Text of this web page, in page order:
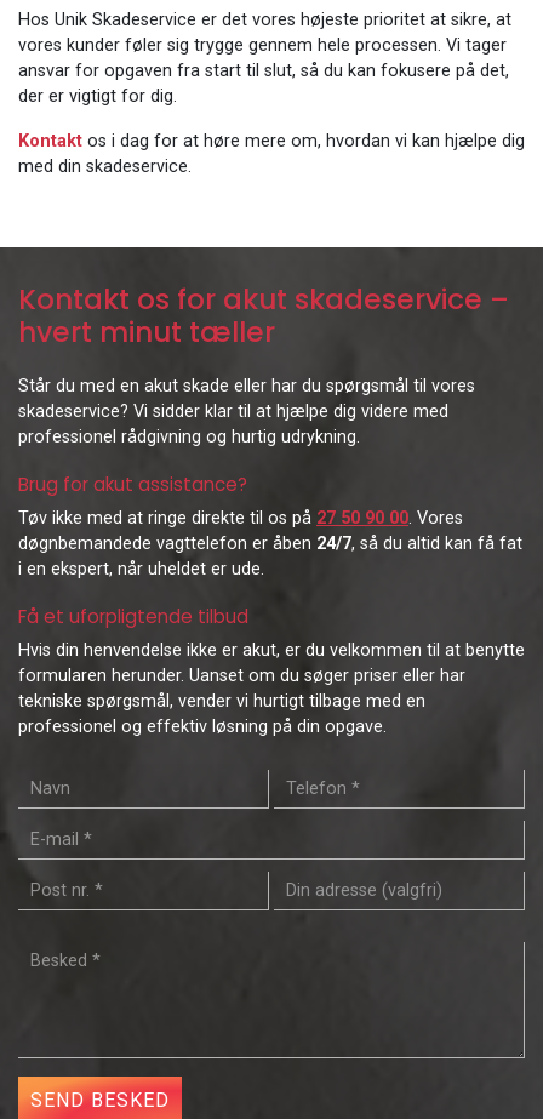
Hos Unik Skadeservice er det vores højeste prioritet at sikre, at
vores kunder føler sig trygge gennem hele processen. Vi tager
ansvar for opgaven fra start til slut, så du kan fokusere på det,
der er vigtigt for dig.
Kontakt os i dag for at høre mere om, hvordan vi kan hjælpe dig
med din skadeservice.
Kontakt os for akut skadeservice –
hvert minut tæller
Står du med en akut skade eller har du spørgsmål til vores
skadeservice? Vi sidder klar til at hjælpe dig videre med
professionel rådgivning og hurtig udrykning.
Brug for akut assistance?
Tøv ikke med at ringe direkte til os på 27 50 90 00. Vores
døgnbemandede vagttelefon er åben 24/7, så du altid kan få fat
i en ekspert, når uheldet er ude.
Få et uforpligtende tilbud
Hvis din henvendelse ikke er akut, er du velkommen til at benytte
formularen herunder. Uanset om du søger priser eller har
tekniske spørgsmål, vender vi hurtigt tilbage med en
professionel og effektiv løsning på din opgave.